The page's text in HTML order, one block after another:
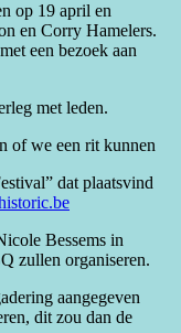
op 19 april en
en Corry Hamelers.
een bezoek aan
met leden.
of we een rit kunnen
dat plaatsvind
Bessems in
zullen organiseren.
aangegeven
dit zou dan de